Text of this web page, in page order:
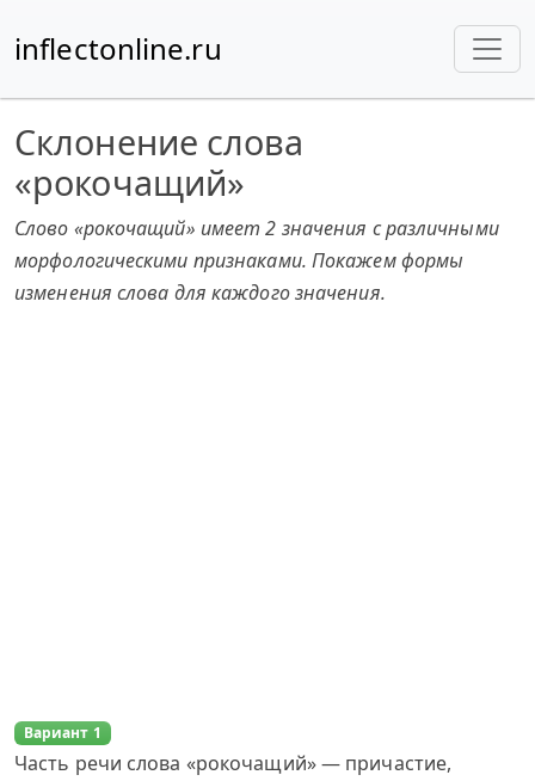
inflectonline.ru
Склонение слова
«рокочащий»
Слово «рокочащий» имеет 2 значения с различными
морфологическими признаками. Покажем формы
изменения слова для каждого значения.
Вариант 1
Часть речи слова «рокочащий» — причастие,